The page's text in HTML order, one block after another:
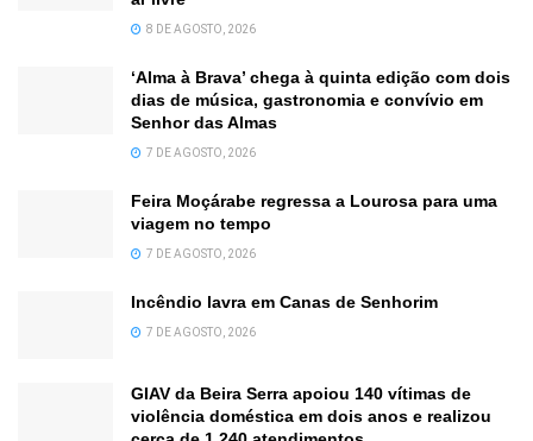
8 DE AGOSTO, 2026
‘Alma à Brava’ chega à quinta edição com dois
dias de música, gastronomia e convívio em
Senhor das Almas
7 DE AGOSTO, 2026
Feira Moçárabe regressa a Lourosa para uma
viagem no tempo
7 DE AGOSTO, 2026
Incêndio lavra em Canas de Senhorim
7 DE AGOSTO, 2026
GIAV da Beira Serra apoiou 140 vítimas de
violência doméstica em dois anos e realizou